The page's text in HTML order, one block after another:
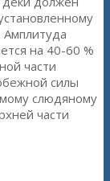
Амплитуда
на 40-60 %
части
силы
слюдяному
части